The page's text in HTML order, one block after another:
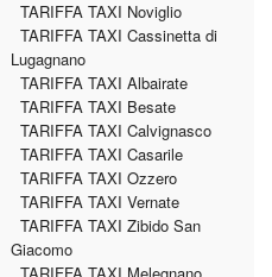
TARIFFA TAXI Noviglio
TARIFFA TAXI Cassinetta di
Lugagnano
TARIFFA TAXI Albairate
TARIFFA TAXI Besate
TARIFFA TAXI Calvignasco
TARIFFA TAXI Casarile
TARIFFA TAXI Ozzero
TARIFFA TAXI Vernate
TARIFFA TAXI Zibido San
Giacomo